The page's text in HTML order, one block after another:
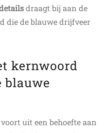
draagt bij aan de
die de blauwe drijfveer
kernwoord
blauwe
uit een behoefte aan